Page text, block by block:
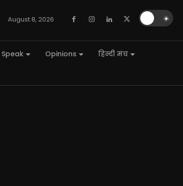
August 8, 2026
Opinions
हिन्दी मंच
☀️